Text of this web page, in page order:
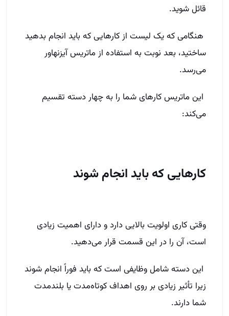
قائل شوید.
هنگامی که یک لیست از کارهایی که باید انجام بدهید
ساختید، بعد نوبت به استفاده از ماتریس آیزنهاور
می‌رسد.
این ماتریس کارهای شما را به چهار دسته تقسیم
می‌کند:
کارهایی که باید انجام شوند
وقتی کاری اولویت بالایی دارد و دارای اهمیت زیادی
است، آن را در این قسمت قرار می‌دهید.
این دسته شامل وظایفی است که باید فوراً انجام شوند
زیرا تأثیر زیادی بر روی اهداف کوتاه‌مدت یا بلندمدت
شما دارند.